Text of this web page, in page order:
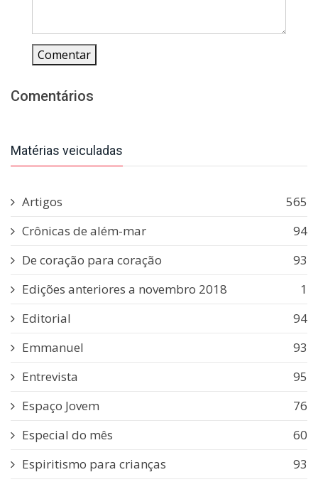
Comentar
Comentários
Matérias veiculadas
Artigos
565
Crônicas de além-mar
94
De coração para coração
93
Edições anteriores a novembro 2018
1
Editorial
94
Emmanuel
93
Entrevista
95
Espaço Jovem
76
Especial do mês
60
Espiritismo para crianças
93